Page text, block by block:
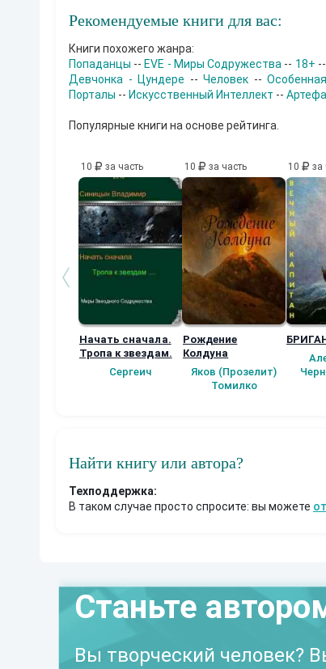
Рекомендуемые книги для вас:
Книги похожего жанра:
Попаданцы -- EVE - Миры Содружества -- 18+
Девчонка - Цундере -- Человек --
Порталы -- Искусственный Интеллект --
Популярные книги на основе рейтинга.
10 за часть
Начать сначала.
Тропа к звездам.
Сергеич
10 за часть
Рождение
Колдуна
Яков (Прозелит)
Томилко
10 за
Найти книгу или автора?
Техподдержка:
В таком случае просто спросите: вы можете
Станьте
Вы творческий человек?